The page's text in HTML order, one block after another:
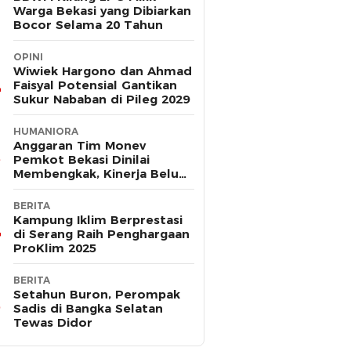
Warga Bekasi yang Dibiarkan
Bocor Selama 20 Tahun
OPINI
Wiwiek Hargono dan Ahmad
Faisyal Potensial Gantikan
Sukur Nababan di Pileg 2029
HUMANIORA
Anggaran Tim Monev
Pemkot Bekasi Dinilai
Membengkak, Kinerja Belum
Terbukti Efektif
BERITA
Kampung Iklim Berprestasi
di Serang Raih Penghargaan
ProKlim 2025
BERITA
Setahun Buron, Perompak
Sadis di Bangka Selatan
Tewas Didor